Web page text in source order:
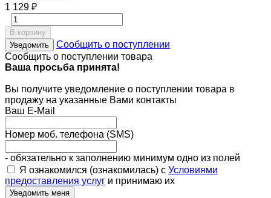
1 129 ₽
В корзину
Уведомить
Сообщить о поступлении
Сообщить о поступлении товара
Ваша просьба принята!
Вы получите уведомление о поступлении товара в
продажу на указанные Вами контакты
Ваш E-Mail
Номер моб. телефона (SMS)
- обязательно к заполнению минимум одно из полей
Я ознакомился (ознакомилась) с Условиями
предоставления услуг и принимаю их